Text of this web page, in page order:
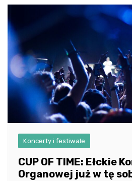
Koncerty i festiwale
CUP OF TIME: Ełckie
Organowej już w tę